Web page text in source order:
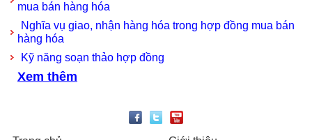
mua bán hàng hóa
Nghĩa vụ giao, nhận hàng hóa trong hợp đồng mua bán
hàng hóa
Kỹ năng soạn thảo hợp đồng
Xem thêm